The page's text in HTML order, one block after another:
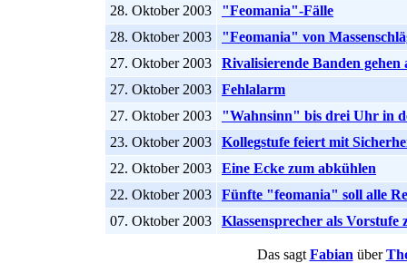
28. Oktober 2003
"Feomania"-Fälle
28. Oktober 2003
"Feomania" von
27. Oktober 2003
Rivalisierende Banden gehen
27. Oktober 2003
Fehlalarm
27. Oktober 2003
"Wahnsinn" bis drei Uhr in
23. Oktober 2003
Kollegstufe feiert mit
22. Oktober 2003
Eine Ecke zum abkühlen
22. Oktober 2003
Fünfte "feomania" soll alle
07. Oktober 2003
Klassensprecher als
Das sagt Fabian über